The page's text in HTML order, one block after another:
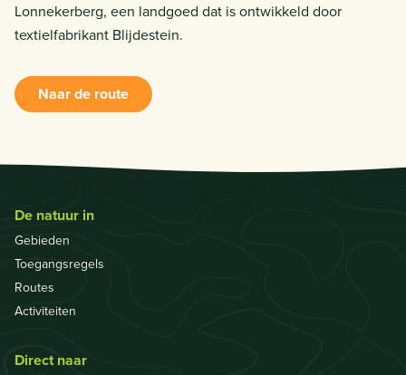
Lonnekerberg, een landgoed dat is ontwikkeld door
textielfabrikant Blijdestein.
Naar de route
De natuur in
Gebieden
Toegangsregels
Routes
Activiteiten
Direct naar